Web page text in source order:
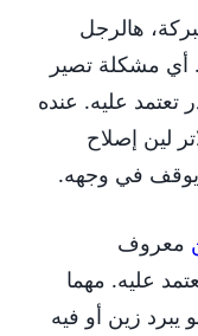
هالرجل
أي مشكلة تصير
تعتمد عليه. عنده
لين إصلاح
يوقف في وجهه.
معروف
عليه. مهما
يبرد زين أو فيه